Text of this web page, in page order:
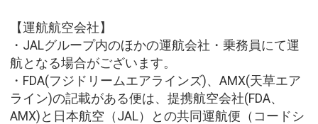
【運航航空会社】
・JALグループ内のほかの運航会社・乗務員にて運
航となる場合がございます。
・FDA(フジドリームエアラインズ)、AMX(天草エア
ライン)の記載がある便は、提携航空会社(FDA、
AMX)と日本航空（JAL）との共同運航便（コードシ